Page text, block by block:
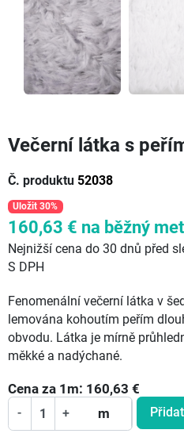
Večerní látka s
Č. produktu 52038
Uložit 30%
160,63 € na běžný
Nejnižší cena do 30 dnů před
S DPH
Fenomenální večerní látka v
lemována kohoutím peřím
obvodu. Látka je mírně
měkké a nadýchané.
Cena za 1 m: 160,63 €
- + m